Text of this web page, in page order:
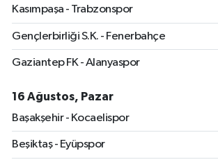
Kasımpaşa - Trabzonspor
Gençlerbirliği S.K. - Fenerbahçe
Gaziantep FK - Alanyaspor
16 Ağustos, Pazar
Başakşehir - Kocaelispor
Beşiktaş - Eyüpspor